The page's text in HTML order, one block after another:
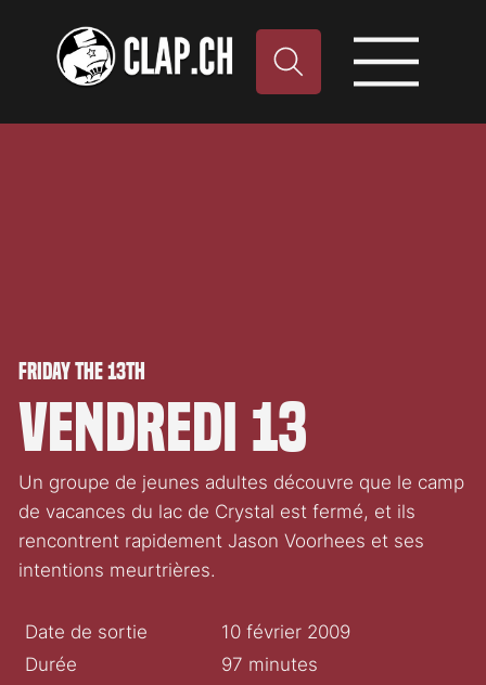
Friday the 13th
Vendredi 13
Un groupe de jeunes adultes découvre que le camp
de vacances du lac de Crystal est fermé, et ils
rencontrent rapidement Jason Voorhees et ses
intentions meurtrières.
Date de sortie
10 février 2009
Durée
97 minutes